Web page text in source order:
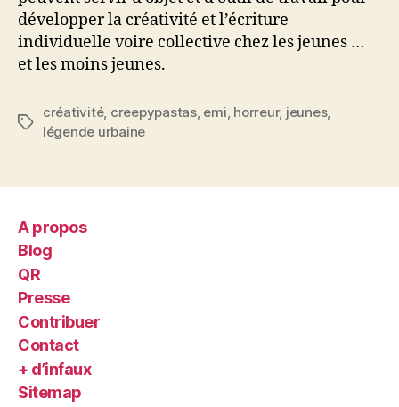
développer la créativité et l’écriture
individuelle voire collective chez les jeunes …
et les moins jeunes.
Étiquettes
créativité, creepypastas, emi, horreur, jeunes,
légende urbaine
A propos
Blog
QR
Presse
Contribuer
Contact
+ d’infaux
Sitemap